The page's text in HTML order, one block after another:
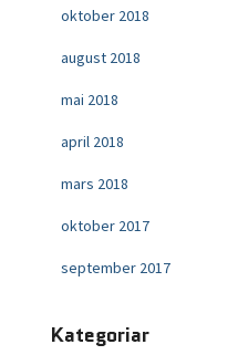
oktober 2018
august 2018
mai 2018
april 2018
mars 2018
oktober 2017
september 2017
Kategoriar